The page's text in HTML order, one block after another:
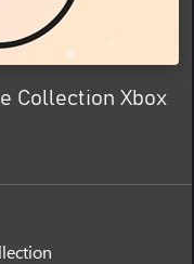
Collection Xbox